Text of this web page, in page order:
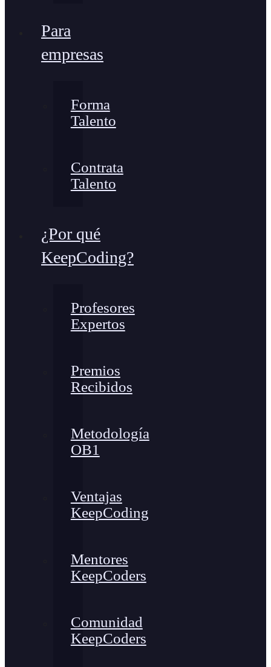
Para
empresas
Forma
Talento
Contrata
Talento
¿Por qué
KeepCoding?
Profesores
Expertos
Premios
Recibidos
Metodología
OB1
Ventajas
KeepCoding
Mentores
KeepCoders
Comunidad
KeepCoders